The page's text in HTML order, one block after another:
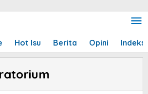
Hot Isu Berita Opini Indeks